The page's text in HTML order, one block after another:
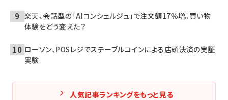
楽天、会話型の「AIコンシェルジュ」で注文額17％増。買い物
体験をどう変えた？
ローソン、POSレジでステーブルコインによる店頭決済の実証
実験
人気記事ランキングをもっと見る